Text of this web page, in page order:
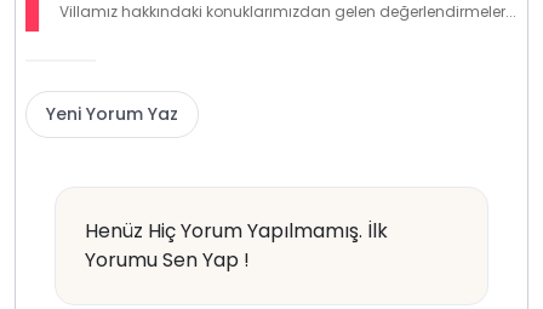
Villamız hakkındaki konuklarımızdan gelen değerlendirmeler...
Yeni Yorum Yaz
Henüz Hiç Yorum Yapılmamış. İlk
Yorumu Sen Yap !